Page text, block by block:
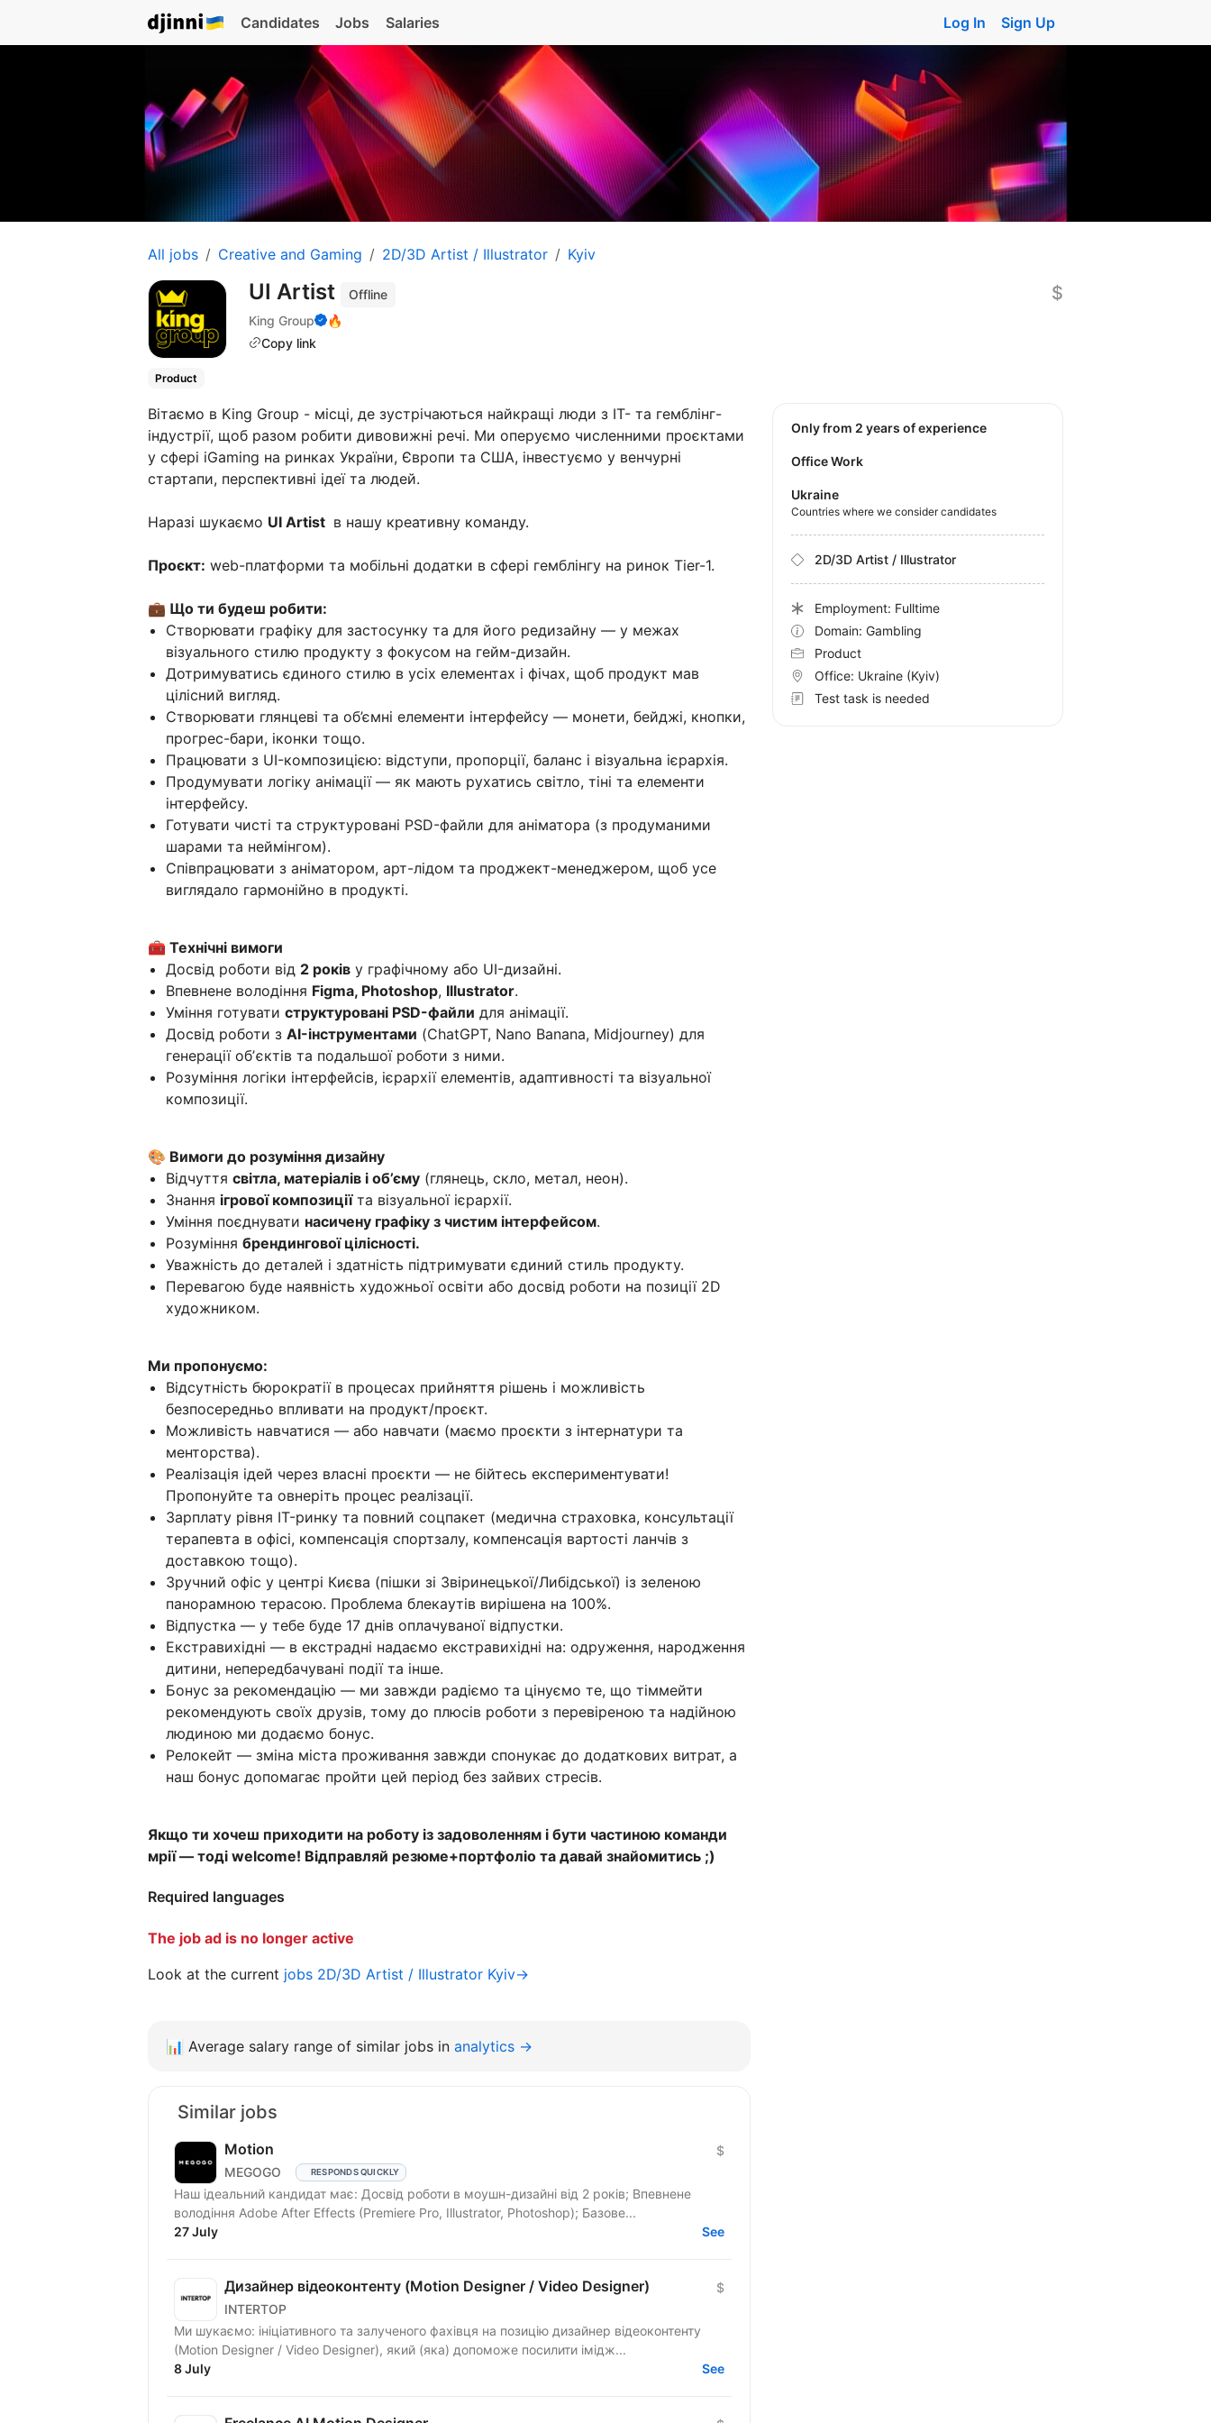
Candidates Jobs Salaries Log In Sign Up
All jobs Creative and Gaming 2D/3D Artist / Illustrator Kyiv
UI Artist
Offline
King Group
🔥
Copy link
$
Product
Вітаємо в King Group - місці, де зустрічаються найкращі люди з IT- та гемблінг-
індустрії, щоб разом робити дивовижні речі. Ми оперуємо численними проєктами
у сфері iGaming на ринках України, Європи та США, інвестуємо у венчурні
стартапи, перспективні ідеї та людей.
Наразі шукаємо UI Artist в нашу креативну команду.
Проєкт: web-платформи та мобільні додатки в сфері гемблінгу на ринок Tier-1.
💼 Що ти будеш робити:
Створювати графіку для застосунку та для його редизайну — у межах
візуального стилю продукту з фокусом на гейм-дизайн.
Дотримуватись єдиного стилю в усіх елементах і фічах, щоб продукт мав
цілісний вигляд.
Створювати глянцеві та об’ємні елементи інтерфейсу — монети, бейджі, кнопки,
прогрес-бари, іконки тощо.
Працювати з UI-композицією: відступи, пропорції, баланс і візуальна ієрархія.
Продумувати логіку анімації — як мають рухатись світло, тіні та елементи
інтерфейсу.
Готувати чисті та структуровані PSD-файли для аніматора (з продуманими
шарами та неймінгом).
Співпрацювати з аніматором, арт-лідом та проджект-менеджером, щоб усе
виглядало гармонійно в продукті.
🧰 Технічні вимоги
Досвід роботи від 2 років у графічному або UI-дизайні.
Впевнене володіння Figma, Photoshop, Illustrator.
Уміння готувати структуровані PSD-файли для анімації.
Досвід роботи з AI-інструментами (ChatGPT, Nano Banana, Midjourney) для
генерації обʼєктів та подальшої роботи з ними.
Розуміння логіки інтерфейсів, ієрархії елементів, адаптивності та візуальної
композиції.
🎨 Вимоги до розуміння дизайну
Відчуття світла, матеріалів і об’єму (глянець, скло, метал, неон).
Знання ігрової композиціїта візуальної ієрархії.
Уміння поєднувати насичену графіку з чистим інтерфейсом.
Розуміння брендингової цілісності.
Уважність до деталей і здатність підтримувати єдиний стиль продукту.
Перевагою буде наявність художньої освіти або досвід роботи на позиції 2D
художником.
Ми пропонуємо:
Відсутність бюрократії в процесах прийняття рішень і можливість
безпосередньо впливати на продукт/проєкт.
Можливість навчатися — або навчати (маємо проєкти з інтернатури та
менторства).
Реалізація ідей через власні проєкти — не бійтесь експериментувати!
Пропонуйте та овнеріть процес реалізації.
Зарплату рівня IT-ринку та повний соцпакет (медична страховка, консультації
терапевта в офісі, компенсація спортзалу, компенсація вартості ланчів з
доставкою тощо).
Зручний офіс у центрі Києва (пішки зі Звіринецької/Либідської) із зеленою
панорамною терасою. Проблема блекаутів вирішена на 100%.
Відпустка — у тебе буде 17 днів оплачуваної відпустки.
Екстравихідні — в екстрадні надаємо екстравихідні на: одруження, народження
дитини, непередбачувані події та інше.
Бонус за рекомендацію — ми завжди радіємо та цінуємо те, що тіммейти
рекомендують своїх друзів, тому до плюсів роботи з перевіреною та надійною
людиною ми додаємо бонус.
Релокейт — зміна міста проживання завжди спонукає до додаткових витрат, а
наш бонус допомагає пройти цей період без зайвих стресів.
Якщо ти хочеш приходити на роботу із задоволенням і бути частиною команди
мрії — тоді welcome! Відправляй резюме+портфоліо та давай знайомитись ;)
Required languages
The job ad is no longer active
Look at the current jobs 2D/3D Artist / Illustrator Kyiv→
Only from 2 years of experience
Office Work
Ukraine
Countries where we consider candidates
2D/3D Artist / Illustrator
Employment: Fulltime
Domain: Gambling
Product
Office: Ukraine (Kyiv)
Test task is needed
📊 Average salary range of similar jobs in analytics →
Similar jobs
Motion
MEGOGO RESPONDS QUICKLY
$
Наш ідеальний кандидат має: Досвід роботи в моушн-дизайні від 2 років; Впевнене
володіння Adobe After Effects (Premiere Pro, Illustrator, Photoshop); Базове...
27 July
See
Дизайнер відеоконтенту (Motion Designer / Video Designer)
INTERTOP
$
Ми шукаємо: ініціативного та залученого фахівця на позицію дизайнер відеоконтенту
(Motion Designer / Video Designer), який (яка) допоможе посилити імідж...
8 July
See